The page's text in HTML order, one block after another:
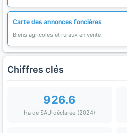
Carte des annonces foncières
Biens agricoles et ruraux en vente
Chiffres clés
926.6
ha de SAU déclarée (2024)